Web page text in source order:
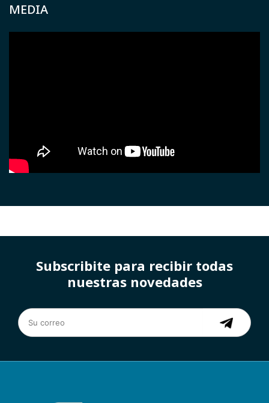
MEDIA
Subscribite para recibir todas
nuestras novedades